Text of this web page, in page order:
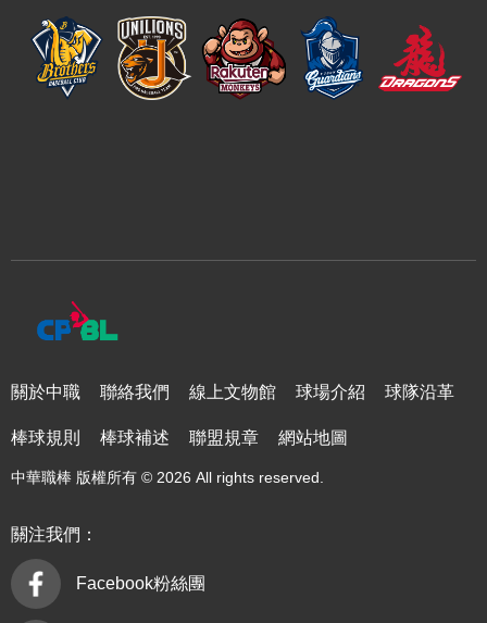
關於中職 聯絡我們 線上文物館 球場介紹 球隊沿革
棒球規則 棒球補述 聯盟規章 網站地圖
中華職棒 版權所有 © 2026 All rights reserved.
關注我們：
Facebook粉絲團